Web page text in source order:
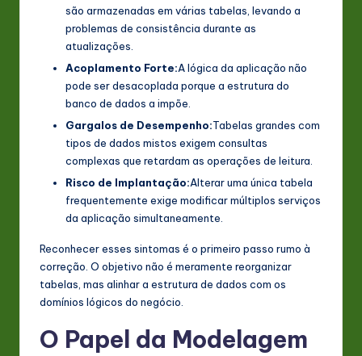
são armazenadas em várias tabelas, levando a
problemas de consistência durante as
atualizações.
Acoplamento Forte:A lógica da aplicação não
pode ser desacoplada porque a estrutura do
banco de dados a impõe.
Gargalos de Desempenho:Tabelas grandes com
tipos de dados mistos exigem consultas
complexas que retardam as operações de leitura.
Risco de Implantação:Alterar uma única tabela
frequentemente exige modificar múltiplos serviços
da aplicação simultaneamente.
Reconhecer esses sintomas é o primeiro passo rumo à
correção. O objetivo não é meramente reorganizar
tabelas, mas alinhar a estrutura de dados com os
domínios lógicos do negócio.
O Papel da Modelagem